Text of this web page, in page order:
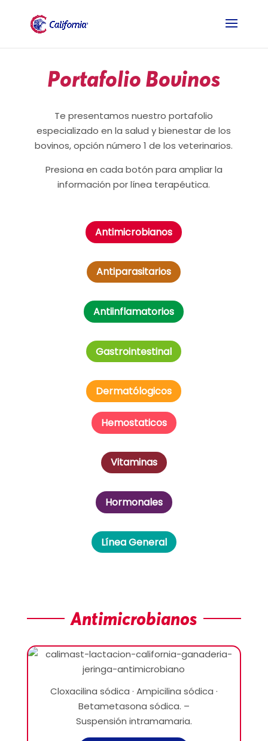
Portafolio Bovinos
Te presentamos nuestro portafolio
especializado en la salud y bienestar de los
bovinos, opción número 1 de los veterinarios.
Presiona en cada botón para ampliar la
información por línea terapéutica.
Antimicrobianos
Antiparasitarios
Antiinflamatorios
Gastrointestinal
Dermatólogicos
Hemostaticos
Vitaminas
Hormonales
Línea General
Antimicrobianos
Cloxacilina sódica · Ampicilina sódica ·
Betametasona sódica. –
Suspensión intramamaria.